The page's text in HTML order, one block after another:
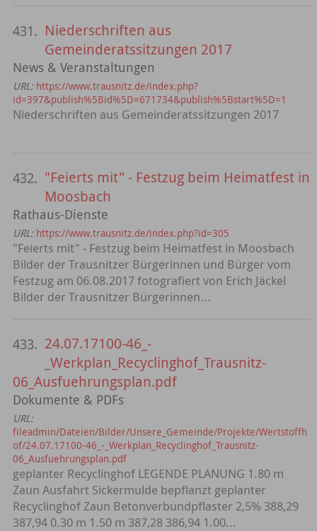
431. Niederschriften aus
Gemeinderatssitzungen 2017
News & Veranstaltungen
URL: https://www.trausnitz.de/index.php?
id=397&publish%5Bid%5D=671734&publish%5Bstart%5D=1
Niederschriften aus Gemeinderatssitzungen 2017
432. "Feierts mit" - Festzug beim Heimatfest in
Moosbach
Rathaus-Dienste
URL: https://www.trausnitz.de/index.php?id=305
"Feierts mit" - Festzug beim Heimatfest in Moosbach
Bilder der Trausnitzer Bürgerinnen und Bürger vom
Festzug am 06.08.2017 fotografiert von Erich Jäckel
Bilder der Trausnitzer Bürgerinnen...
433. 24.07.17100-46_-
_Werkplan_Recyclinghof_Trausnitz-
06_Ausfuehrungsplan.pdf
Dokumente & PDFs
URL:
fileadmin/Dateien/Bilder/Unsere_Gemeinde/Projekte/Wertstoffh
of/24.07.17100-46_-_Werkplan_Recyclinghof_Trausnitz-
06_Ausfuehrungsplan.pdf
geplanter Recyclinghof LEGENDE PLANUNG 1.80 m
Zaun Ausfahrt Sickermulde bepflanzt geplanter
Recyclinghof Zaun Betonverbundpflaster 2,5% 388,29
387,94 0.30 m 1.50 m 387,28 386,94 1.00...